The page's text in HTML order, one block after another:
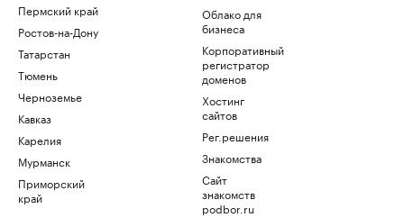
Пермский край
Ростов-на-Дону
Татарстан
Тюмень
Черноземье
Кавказ
Карелия
Мурманск
Приморский
край
Облако для
бизнеса
Корпоративный
регистратор
доменов
Хостинг
сайтов
Рег.решения
Знакомства
Сайт
знакомств
podbor.ru